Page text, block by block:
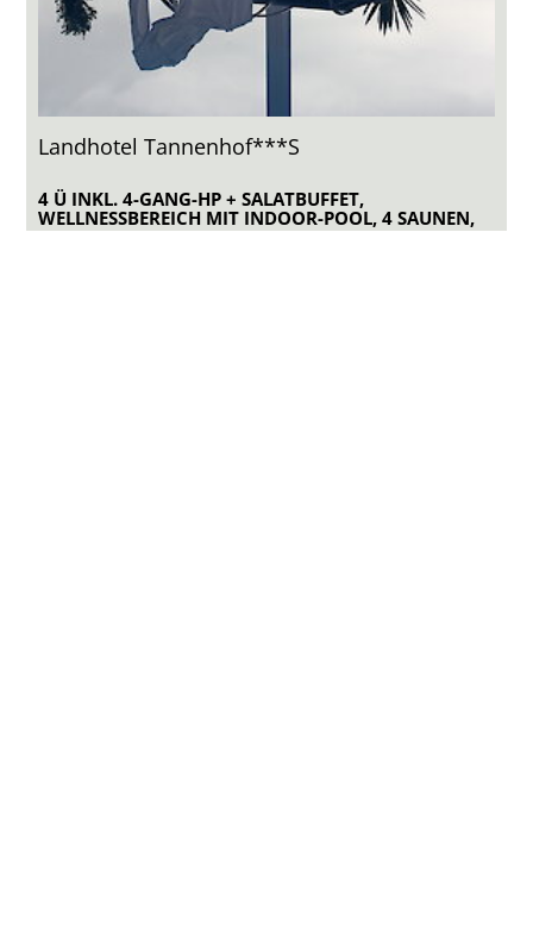
Landhotel Tannenhof***S
4 Ü INKL. 4-GANG-HP + SALATBUFFET,
WELLNESSBEREICH MIT INDOOR-POOL, 4 SAUNEN,
INFRAROT-SPA´S UVM.